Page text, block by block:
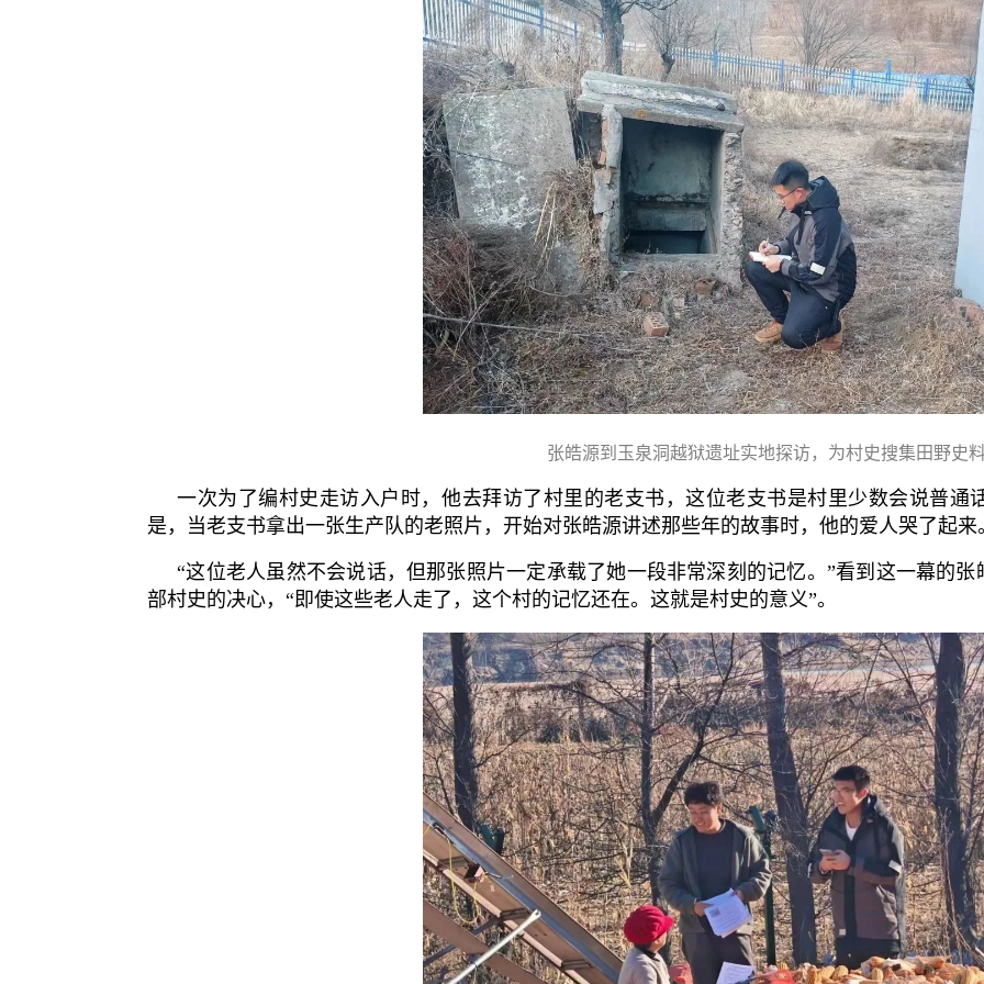
张皓源到玉泉洞越狱遗址实地探访，为村史搜集田野史
一次为了编村史走访入户时，他去拜访了村里的老支书，这位老支书是村里少数会说普通
是，当老支书拿出一张生产队的老照片，开始对张皓源讲述那些年的故事时，他的爱人哭了起来
“这位老人虽然不会说话，但那张照片一定承载了她一段非常深刻的记忆。”看到这一幕的
部村史的决心，“即使这些老人走了，这个村的记忆还在。这就是村史的意义”。